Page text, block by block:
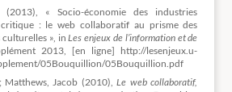
(2013), « Socio-économie des industries
: le web collaboratif au prisme des
culturelles », inLes enjeux de l’information et de
2013, [en ligne] http://lesenjeux.u-
05Bouquillion/05Bouquillion.pdf
Matthews, Jacob (2010),Le web collaboratif,